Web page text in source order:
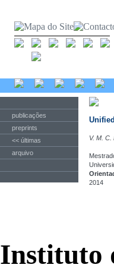
publicações
preprints
<< últimas
arquivo
V. M. C.
2014
Instituto